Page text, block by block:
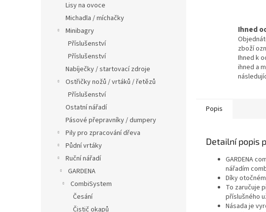
Lisy na ovoce
Michadla / míchačky
Minibagry
Příslušenství
Příslušenství
Nabíječky / startovací zdroje
Ostřičky nožů / vrtáků / řetězů
Příslušenství
Ostatní nářadí
Pásové přepravníky / dumpery
Pily pro zpracování dřeva
Půdní vrtáky
Ruční nářadí
GARDENA
CombiSystem
Česání
Čistič okapů
Ihned
zboží
Ihned k
ihned a
Popis
Detailní popis
GARDENA
nářadím
Díky
To zaručuje
příslušného
Násada je